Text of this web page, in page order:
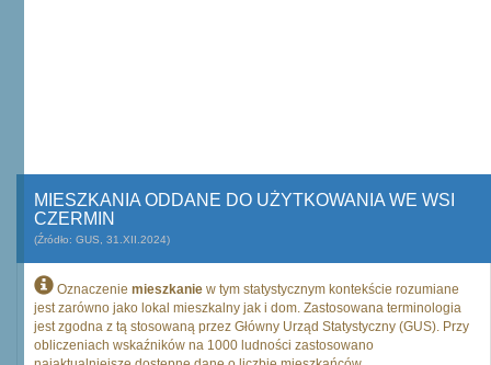
MIESZKANIA ODDANE DO UŻYTKOWANIA WE WSI
CZERMIN
(Źródło: GUS, 31.XII.2024)
Oznaczenie mieszkanie w tym statystycznym kontekście rozumiane
jest zarówno jako lokal mieszkalny jak i dom. Zastosowana terminologia
jest zgodna z tą stosowaną przez Główny Urząd Statystyczny (GUS). Przy
obliczeniach wskaźników na 1000 ludności zastosowano